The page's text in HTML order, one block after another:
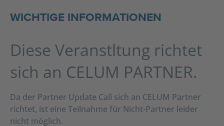
WICHTIGE INFORMATIONEN
Diese Veranstltung richtet
sich an CELUM PARTNER.
Da der Partner Update Call sich an CELUM Partner
richtet, ist eine Teilnahme für Nicht-Partner leider
nicht möglich.